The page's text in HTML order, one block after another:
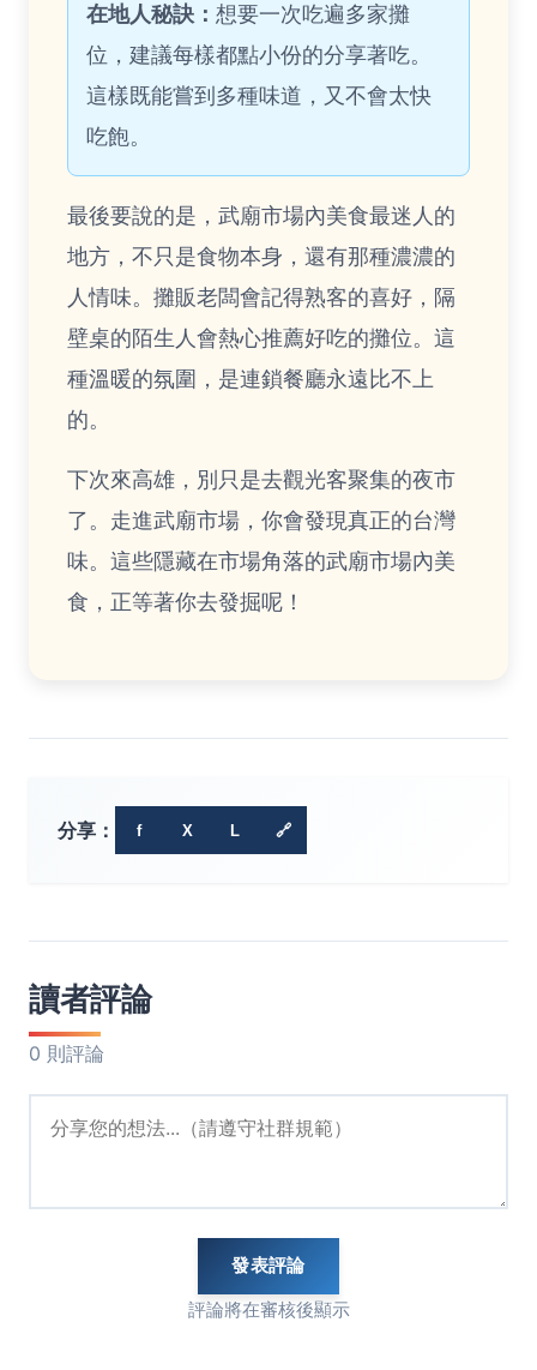
在地人秘訣： 想要一次吃遍多家攤
位，建議每樣都點小份的分享著吃。
這樣既能嘗到多種味道，又不會太快
吃飽。
最後要說的是，武廟市場內美食最迷人的
地方，不只是食物本身，還有那種濃濃的
人情味。攤販老闆會記得熟客的喜好，隔
壁桌的陌生人會熱心推薦好吃的攤位。這
種溫暖的氛圍，是連鎖餐廳永遠比不上
的。
下次來高雄，別只是去觀光客聚集的夜市
了。走進武廟市場，你會發現真正的台灣
味。這些隱藏在市場角落的武廟市場內美
食，正等著你去發掘呢！
分享： f X L 🔗
讀者評論
0 則評論
發表評論
評論將在審核後顯示